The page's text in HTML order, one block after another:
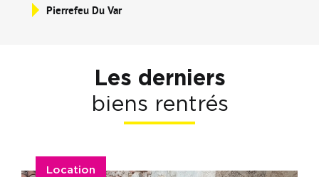
Pierrefeu Du Var
Les derniers
biens rentrés
Location